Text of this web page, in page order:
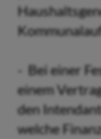
- Bei einer
einem
den
welche